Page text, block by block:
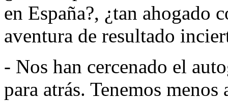
en España?, ¿tan ahogado
aventura de resultado
- Nos han cercenado el
para atrás. Tenemos